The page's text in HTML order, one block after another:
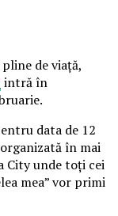
de viață,
intră în
data de 12
în mai
City unde toți cei
mea” vor primi